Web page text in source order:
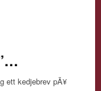
ett kedjebrev pÃ¥